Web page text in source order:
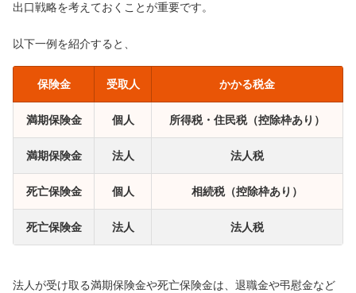
出口戦略を考えておくことが重要です。
以下一例を紹介すると、
保険金 受取人 かかる税金
満期保険金 個人 所得税・住民税（控除枠あり）
満期保険金 法人 法人税
死亡保険金 個人 相続税（控除枠あり）
死亡保険金 法人 法人税
法人が受け取る満期保険金や死亡保険金は、退職金や弔慰金など